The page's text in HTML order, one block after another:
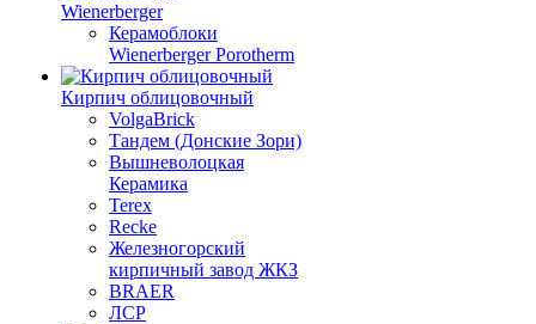
Wienerberger
Керамоблоки
Wienerberger Porotherm
Кирпич облицовочный
VolgaBrick
Тандем (Донские Зори)
Вышневолоцкая
Керамика
Terex
Recke
Железногорский
кирпичный завод ЖКЗ
BRAER
ЛСР